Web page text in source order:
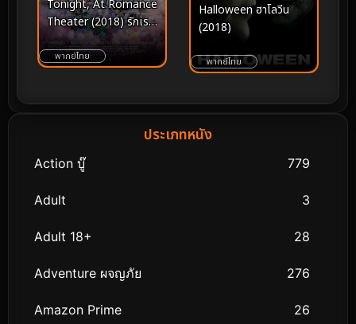
Tonight, At Romance
Theater (2018) รักเรา
จะพบกัน
พากย์ไทย
Halloween ฮาโลวีน
(2018)
พากย์ไทย
ประเภทหนัง
Action บู๊ 779
Adult 3
Adult 18+ 28
Adventure ผจญภัย 276
Amazon Prime 26